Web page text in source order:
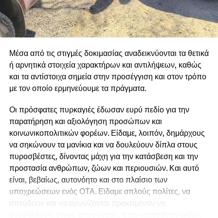
της Ε.Ε, οι οποίες αντί να σχεδιάσουν ολοκληρωμένο
σχέδιο αντιπυρικής προστασίας, αφήνουν χωρίς
προσωπικό, χωρίς μέσα και χωρίς χρηματοδότηση
αντιπυρικής προστασίας, δημιουργώντας άπλετο χώρο
ώστε να κάνουν «πάρτι» εργολάβοι και εταιρείες.
Διεκδικούμε άμεση στελέχωση όλων των Δασαρχείων,
Προστασίας και ολοκληρωμένα έργα πρόληψης, ώστε
να σταματήσουμε να είμαστε κάθε καλοκαίρι αντιμέτωποι
με τους ίδιους κινδύνους και τις καταστροφές.
Μέσα από τις στιγμές δοκιμασίας αναδεικνύονται τα θετικά
ή αρνητικά στοιχεία χαρακτήρων και αντιλήψεων, καθώς
και τα αντίστοιχα σημεία στην προσέγγιση και στον τρόπο
με τον οποίο ερμηνεύουμε τα πράγματα.
Οι πρόσφατες πυρκαγιές έδωσαν ευρύ πεδίο για την
παρατήρηση και αξιολόγηση προσώπων και
κοινωνικοπολιτικών φορέων. Είδαμε, λοιπόν, δημάρχους
να σηκώνουν τα μανίκια και να δουλεύουν δίπλα στους
πυροσβέστες, δίνοντας μάχη για την κατάσβεση και την
προστασία ανθρώπων, ζώων και περιουσιών. Και αυτό
είναι, βεβαίως, αυτονόητο και στο πλαίσιο των
υποχρεώσεων ενός ΟΤΑ. Εϊδαμε απλούς πολίτες, να
σπεύδουν και να αγωνίζονται προκειμένου να